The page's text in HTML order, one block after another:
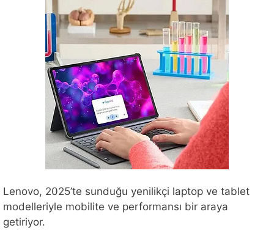
Lenovo, 2025’te sunduğu yenilikçi laptop ve tablet
modelleriyle mobilite ve performansı bir araya
getiriyor.